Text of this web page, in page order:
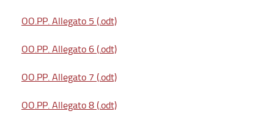
OO.PP. Allegato 5 (.odt)
OO.PP. Allegato 6 (.odt)
OO.PP. Allegato 7 (.odt)
OO.PP. Allegato 8 (.odt)